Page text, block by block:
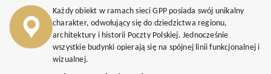
Każdy obiekt w ramach sieci GPP posiada swój unikalny
charakter, odwołujący się do dziedzictwa regionu,
architektury i historii Poczty Polskiej. Jednocześnie
wszystkie budynki opierają się na spójnej linii funkcjonalnej i
wizualnej.